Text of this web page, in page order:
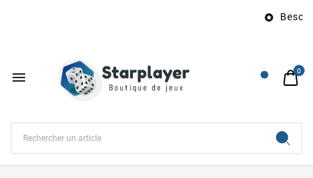
 Besoin
 0